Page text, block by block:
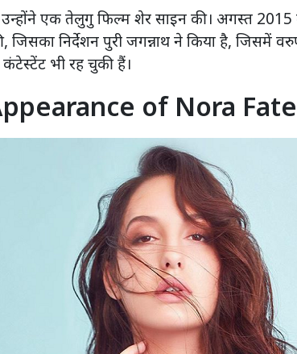
एक तेलुगु फिल्म शेर साइन की। अगस्त
जिसका निर्देशन पुरी जगन्नाथ ने किया है, जिसमें
भी रह चुकी हैं।
of Nora